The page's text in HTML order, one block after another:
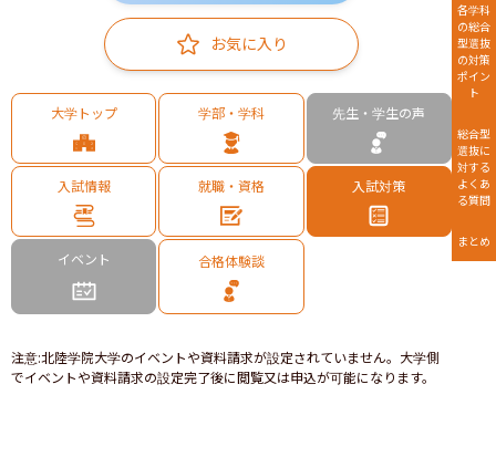
お気に入り
大学トップ 学部・学科 先生・学生の声
入試情報 就職・資格 入試対策
イベント 合格体験談
注意:北陸学院大学のイベントや資料請求が設定されていません。大学側
でイベントや資料請求の設定完了後に閲覧又は申込が可能になります。
各学科
の総合
型選抜
の対策
ポイン
ト
総合型
選抜に
対する
よくあ
る質問
まとめ